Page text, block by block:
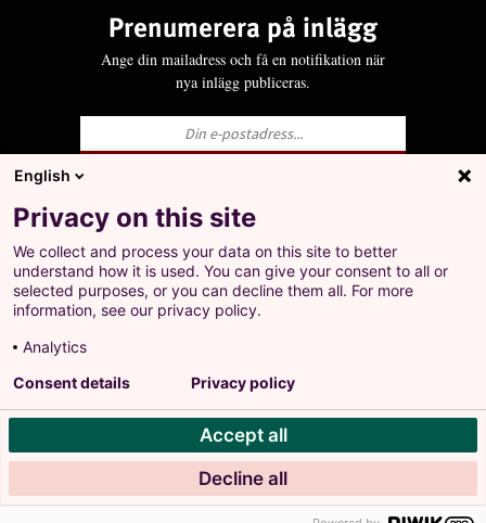
Prenumerera på inlägg
Ange din mailadress och få en notifikation när
nya inlägg publiceras.
Ja, jag godkänner att LO behandlar mina
personuppgifter i enlighet med Integritets- och
personuppgiftspolicyn för LO.se.
Landsorganisationen i Sverige
Barnhusgatan 18 • 105 53 Stockholm
Tel: 08-796 25 00
Org.nr: 802001-9769
Personuppgiftspolicy
+
Prenumerera på inlägg
Ange din mailadress och få en notifikation när nya
Ja, jag godkänner att LO behandlar mina personuppgifter
i enlighet med Integritets- och personuppgiftspolicyn för
LO.se.
English
Privacy on this site
We collect and process your data on this site to better
understand how it is used. You can give your consent to all or
selected purposes, or you can decline them all. For more
information, see our privacy policy.
Analytics
Accept all
Decline all
Consent details Privacy policy